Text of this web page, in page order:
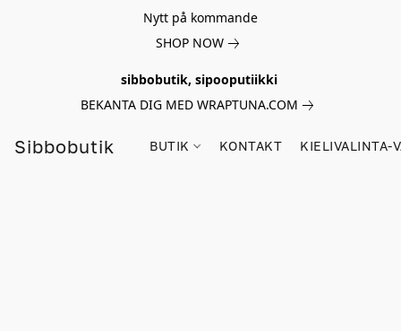
Nytt på kommande
SHOP NOW
sibbobutik, sipooputiikki
BEKANTA DIG MED WRAPTUNA.COM
Sibbobutik BUTIK KONTAKT KIELIVALINTA-